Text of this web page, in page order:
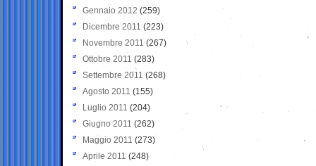
Gennaio 2012 (259)
Dicembre 2011 (223)
Novembre 2011 (267)
Ottobre 2011 (283)
Settembre 2011 (268)
Agosto 2011 (155)
Luglio 2011 (204)
Giugno 2011 (262)
Maggio 2011 (273)
Aprile 2011 (248)